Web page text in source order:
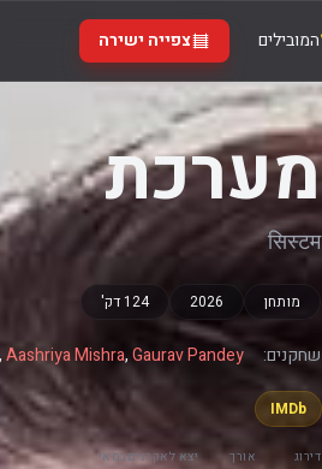
המובילים צפייה ישירה
מערכת
सिस्टम
מותחן 2026 124 דק'
שחקנים: ,Aashriya Mishra,Gaurav Pandey
IMDb
דירוג אורך יצא לאקרניםבמאי